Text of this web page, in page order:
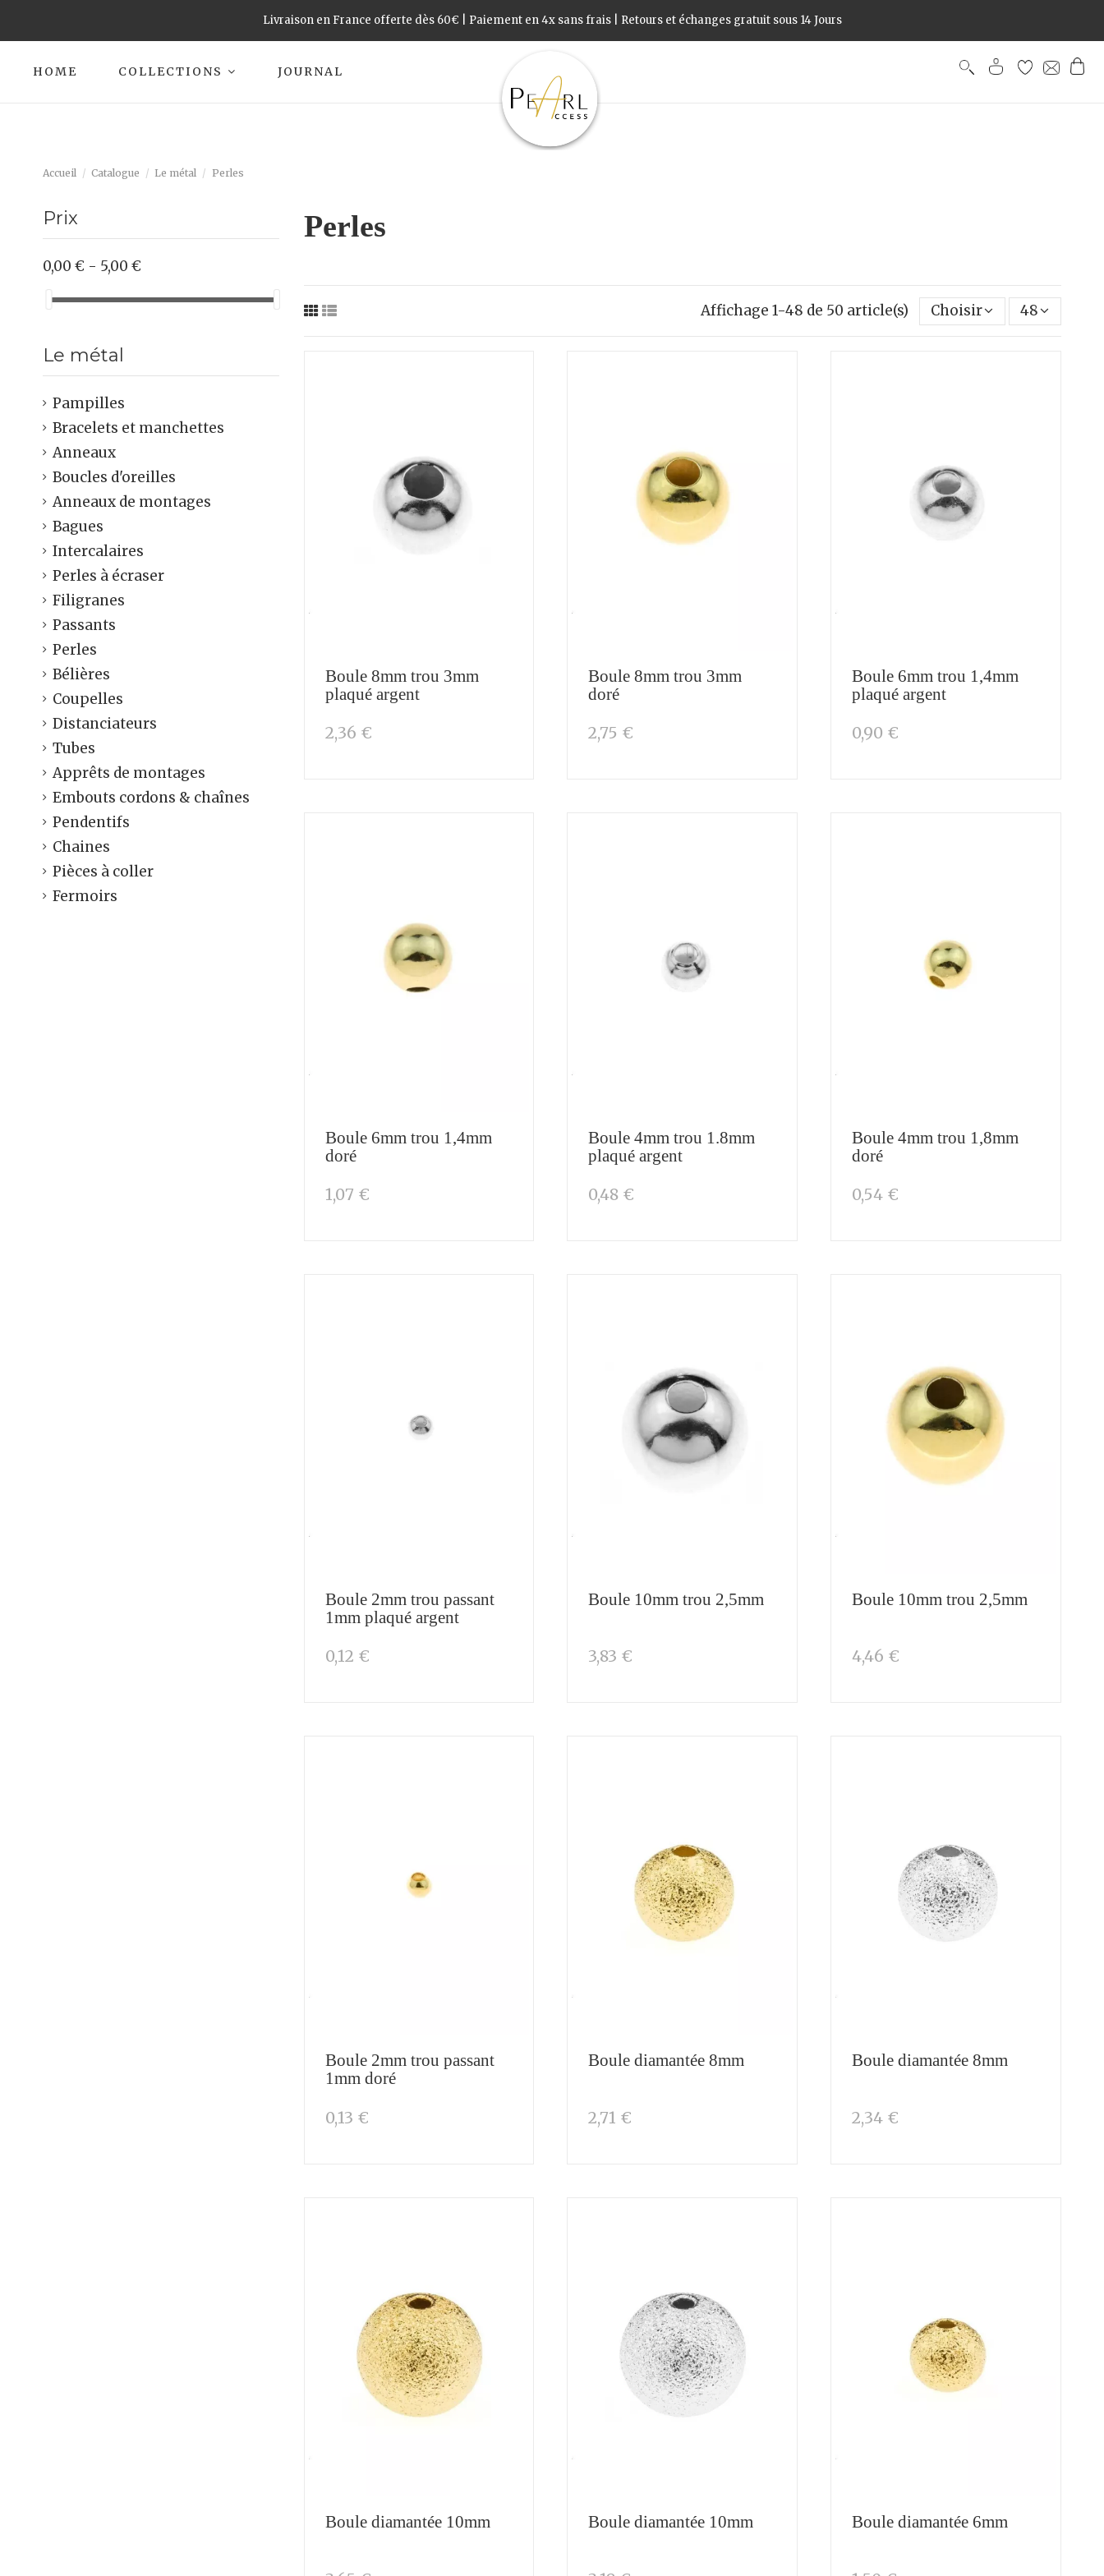
Livraison en France offerte dès 60€ | Paiement en 4x sans frais | Retours et échanges gratuit sous 14 Jours
HOME COLLECTIONS JOURNAL
Accueil Catalogue Le métal Perles
Perles
Affichage 1-48 de 50 article(s) Choisir 48
Boule 8mm trou 3mm
plaqué argent
2,36 €
Boule 8mm trou 3mm
doré
2,75 €
Boule 6mm trou 1,4mm
plaqué argent
0,90 €
Boule 6mm trou 1,4mm
doré
1,07 €
Boule 4mm trou 1.8mm
plaqué argent
0,48 €
Boule 4mm trou 1,8mm
doré
0,54 €
Boule 2mm trou passant
1mm plaqué argent
0,12 €
Boule 10mm trou 2,5mm
3,83 €
Boule 10mm trou 2,5mm
4,46 €
Boule 2mm trou passant
1mm doré
0,13 €
Boule diamantée 8mm
2,71 €
Boule diamantée 8mm
2,34 €
Boule diamantée 10mm Boule diamantée 10mm Boule diamantée 6mm
Prix
0,00 € - 5,00 €
Le métal
Pampilles
Bracelets et manchettes
Anneaux
Boucles d'oreilles
Anneaux de montages
Bagues
Intercalaires
Perles à écraser
Filigranes
Passants
Perles
Bélières
Coupelles
Distanciateurs
Tubes
Apprêts de montages
Embouts cordons & chaînes
Pendentifs
Chaines
Pièces à coller
Fermoirs